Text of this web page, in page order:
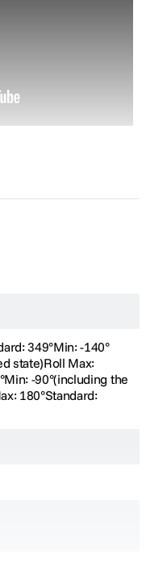
si intruchipand
profesionala cu 3 axe de
in unghiuri joase si
modernizati sustine ferm
349°Min: -140°
state)Roll Max:
-90°(including the
180°Standard: